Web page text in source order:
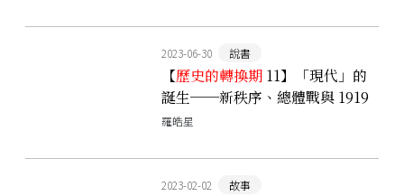
2023-06-30 說書
【歷史的轉換期 11】「現代」的
誕生──新秩序、總體戰與 1919
羅皓星
2023-02-02 故事